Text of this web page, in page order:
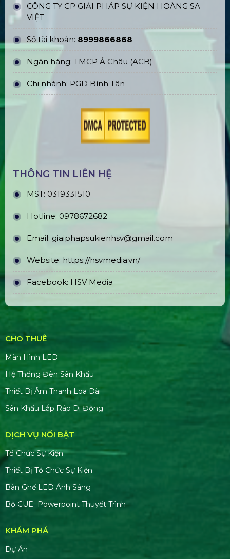
CÔNG TY CP GIẢI PHÁP SỰ KIỆN HOÀNG SA
VIỆT
Số tài khoản: 8999866868
Ngân hàng: TMCP Á Châu (ACB)
Chi nhánh: PGD Bình Tân
THÔNG TIN LIÊN HỆ
MST: 0319331510
Hotline: 0978672682
Email: giaiphapsukienhsv@gmail.com
Website: https://hsvmedia.vn/
Facebook: HSV Media
CHO THUÊ
Màn Hình LED
Hệ Thống Đèn Sân Khấu
Thiết Bị Âm Thanh Loa Dài
Sân Khấu Lắp Ráp Di Động
DỊCH VỤ NỔI BẬT
Tổ Chức Sự Kiện
Thiết Bị Tổ Chức Sự Kiện
Bàn Ghế LED Ánh Sáng
Bộ CUE Powerpoint Thuyết Trình
KHÁM PHÁ
Dự Án